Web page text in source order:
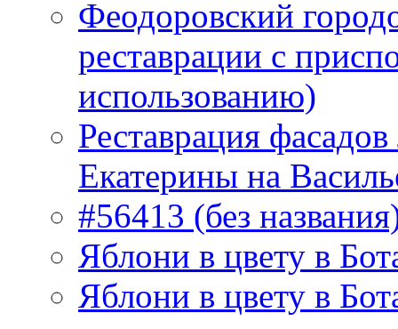
Феодоровский
реставрации с
использованию)
Реставрация
Екатерины на
#56413 (без
Яблони в цвету в
Яблони в цвету в